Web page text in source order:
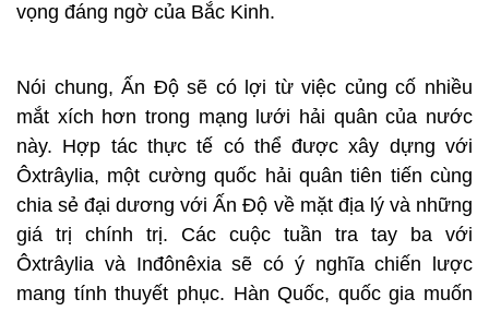
vọng đáng ngờ của Bắc Kinh.
Nói chung, Ấn Độ sẽ có lợi từ việc củng cố nhiều
mắt xích hơn trong mạng lưới hải quân của nước
này. Hợp tác thực tế có thể được xây dựng với
Ôxtrâylia, một cường quốc hải quân tiên tiến cùng
chia sẻ đại dương với Ấn Độ về mặt địa lý và những
giá trị chính trị. Các cuộc tuần tra tay ba với
Ôxtrâylia và Inđônêxia sẽ có ý nghĩa chiến lược
mang tính thuyết phục. Hàn Quốc, quốc gia muốn